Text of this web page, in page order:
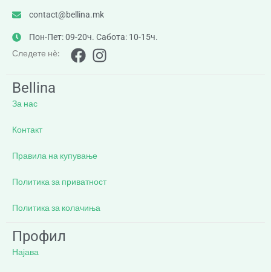
contact@bellina.mk
Пон-Пет: 09-20ч. Сабота: 10-15ч.
Следете нè:
Bellina
За нас
Контакт
Правила на купување
Политика за приватност
Политика за колачиња
Профил
Најава